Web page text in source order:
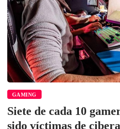
GAMING
Siete de cada 10
sido víctimas de